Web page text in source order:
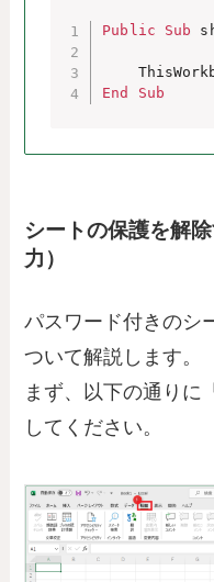
Public Sub
End
Sub
シートの保護を解
力）
パスワード付きのシ
ついて解説します。
まず、以下の通りに
してください。